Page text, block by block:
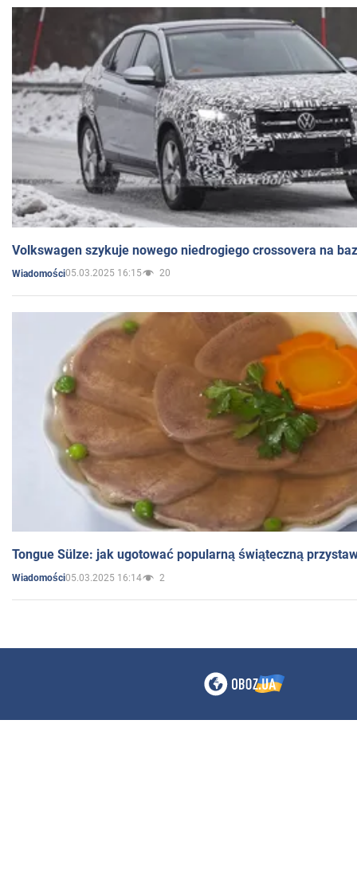
Volkswagen szykuje nowego niedrogiego crossovera na
Wiadomości05.03.2025 16:15 20
Tongue Sülze: jak ugotować popularną świąteczną
Wiadomości05.03.2025 16:14 2